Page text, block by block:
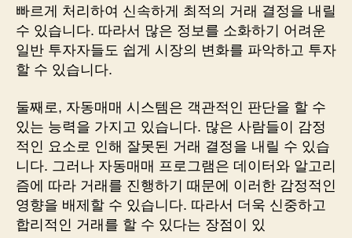
빠르게 처리하여 신속하게 최적의 거래 결정을 내릴
수 있습니다. 따라서 많은 정보를 소화하기 어려운
일반 투자자들도 쉽게 시장의 변화를 파악하고 투자
할 수 있습니다.
둘째로, 자동매매 시스템은 객관적인 판단을 할 수
있는 능력을 가지고 있습니다. 많은 사람들이 감정
적인 요소로 인해 잘못된 거래 결정을 내릴 수 있습
니다. 그러나 자동매매 프로그램은 데이터와 알고리
즘에 따라 거래를 진행하기 때문에 이러한 감정적인
영향을 배제할 수 있습니다. 따라서 더욱 신중하고
합리적인 거래를 할 수 있다는 장점이 있